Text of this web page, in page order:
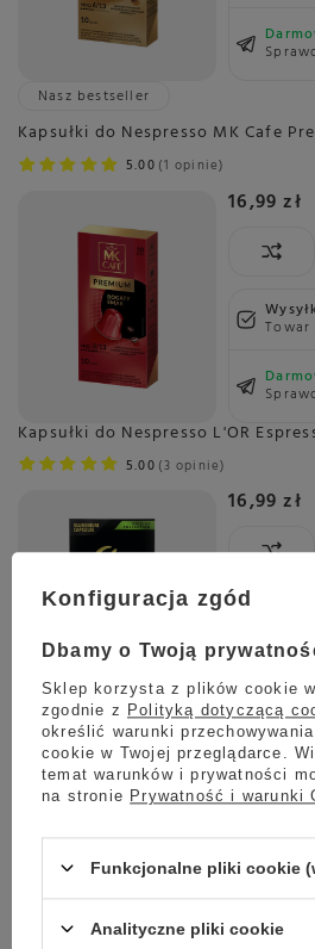
Nasz bestseller
Kapsułki do Nespresso MK Cafe
5.00 1 opinie
16,99 zł
Kapsułki do Nespresso L'OR
5.00 3 opinie
16,99 zł
Kapsułki do Nespresso L'OR
5.00 1 opinie
16,99 zł
Towar
Konfiguracja zgód
Dbamy o Twoją
Sklep korzysta z plików cookie
zgodnie z Polityką dotyczącą
określić warunki
cookie w Twojej przeglądarce.
temat warunków i prywatności
na stronie Prywatność i warunki
Funkcjonalne pliki cookie
Analityczne pliki cookie